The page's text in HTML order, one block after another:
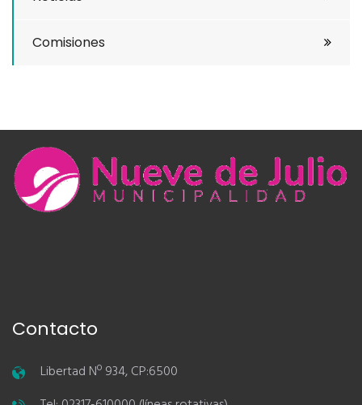
Comisiones
Contacto
Libertad Nº 934, CP:6500